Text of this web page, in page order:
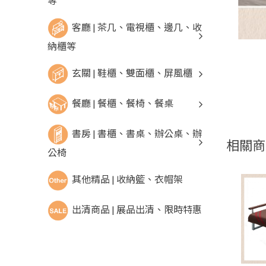
客廳 | 茶几、電視櫃、邊几、收
納櫃等
玄關 | 鞋櫃、雙面櫃、屏風櫃
餐廳 | 餐櫃、餐椅、餐桌
書房 | 書櫃、書桌、辦公桌、辦
公椅
其他精品 | 收納籃、衣帽架
出清商品 | 展品出清、限時特惠
相關